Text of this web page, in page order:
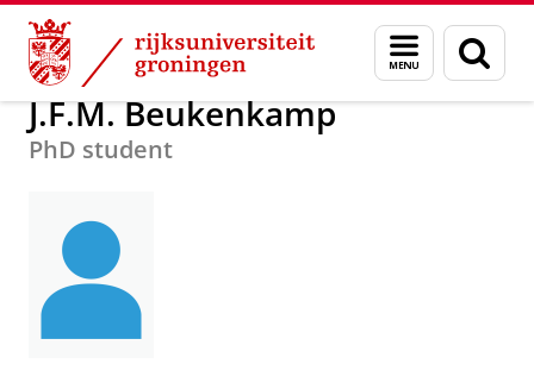
Skip
Content
Skip
Navigation
Menu
en
zoeken
Over ons J.F.M. Beukenkamp
J.F.M. Beukenkamp
PhD student